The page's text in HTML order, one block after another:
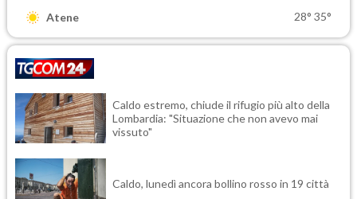
Atene 28° 35°
Caldo estremo, chiude il rifugio più alto della
Lombardia: "Situazione che non avevo mai
vissuto"
Caldo, lunedì ancora bollino rosso in 19 città